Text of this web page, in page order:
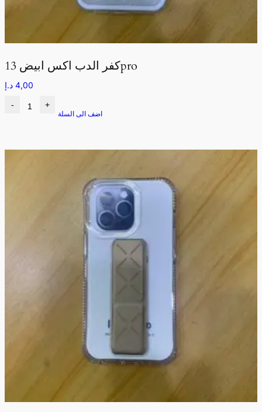
كفر الدب اكس ابيض 13pro
4,00 د.إ
- +
اضف الى السلة